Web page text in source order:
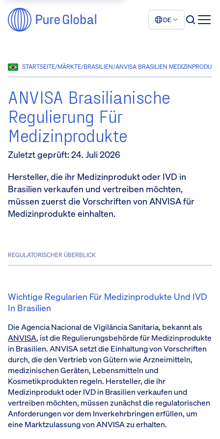
DE
STARTSEITE/MÄRKTE/BRASILIEN/ANVISA BRASILIEN
ANVISA Brasilianische
Regulierung Für
Medizinprodukte
Zuletzt geprüft: 24. Juli 2026
Hersteller, die ihr Medizinprodukt oder IVD in
Brasilien verkaufen und vertreiben möchten,
müssen zuerst die Vorschriften von ANVISA für
Medizinprodukte einhalten.
REGULATORISCHER ÜBERBLICK
Wichtige Regularien Für Medizinprodukte Und IVD
In Brasilien
Die Agencia Nacional de Vigilância Sanitaria, bekannt als
ANVISA, ist die Regulierungsbehörde für Medizinprodukte
in Brasilien. ANVISA setzt die Einhaltung von Vorschriften
durch, die den Vertrieb von Gütern wie Arzneimitteln,
medizinischen Geräten, Lebensmitteln und
Kosmetikprodukten regeln. Hersteller, die ihr
Medizinprodukt oder IVD in Brasilien verkaufen und
vertreiben möchten, müssen zunächst die regulatorischen
Anforderungen vor dem Inverkehrbringen erfüllen, um
eine Marktzulassung von ANVISA zu erhalten.